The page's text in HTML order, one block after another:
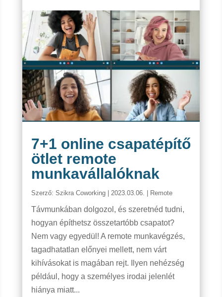
7+1 online csapatépítő
ötlet remote
munkavállalóknak
Szerző: Szikra Coworking| 2023.03.06. Remote
Távmunkában dolgozol, és szeretnéd tudni,
hogyan építhetsz összetartóbb csapatot?
Nem vagy egyedül! A remote munkavégzés,
tagadhatatlan előnyei mellett, nem várt
kihívásokat is magában rejt. Ilyen nehézség
például, hogy a személyes irodai jelenlét
hiánya miatt...